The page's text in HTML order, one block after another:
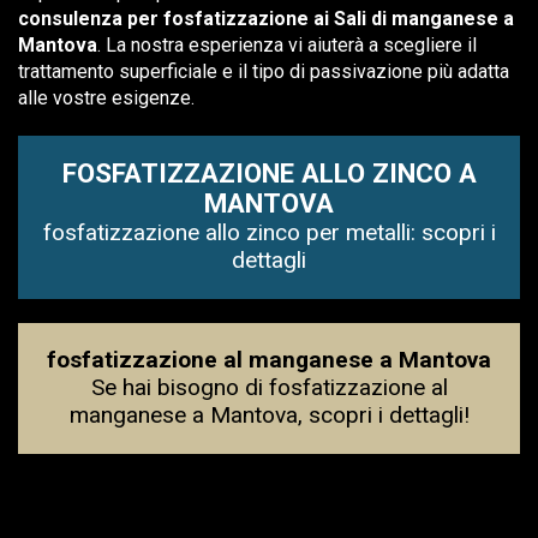
consulenza per fosfatizzazione ai Sali di manganese a
Mantova. La nostra esperienza vi aiuterà a scegliere il
trattamento superficiale e il tipo di passivazione più adatta
alle vostre esigenze.
FOSFATIZZAZIONE ALLO ZINCO A
MANTOVA
fosfatizzazione allo zinco per metalli: scopri i
dettagli
fosfatizzazione al manganese a Mantova
Se hai bisogno di fosfatizzazione al
manganese a Mantova, scopri i dettagli!